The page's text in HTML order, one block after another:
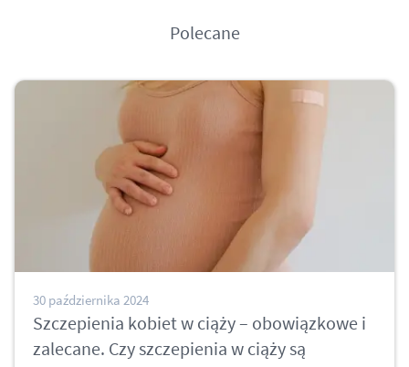
Polecane
30 października 2024
Szczepienia kobiet w ciąży – obowiązkowe i
zalecane. Czy szczepienia w ciąży są